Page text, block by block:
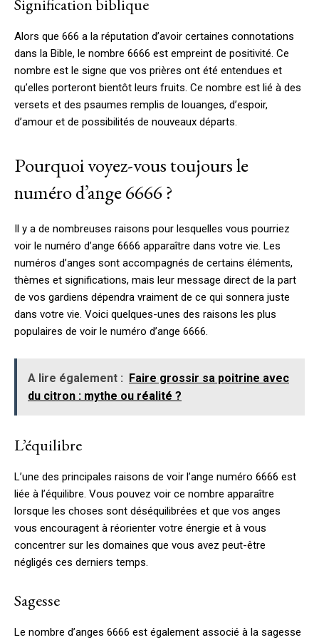
Signification biblique
Alors que 666 a la réputation d’avoir certaines connotations
dans la Bible, le nombre 6666 est empreint de positivité. Ce
nombre est le signe que vos prières ont été entendues et
qu’elles porteront bientôt leurs fruits. Ce nombre est lié à des
versets et des psaumes remplis de louanges, d’espoir,
d’amour et de possibilités de nouveaux départs.
Pourquoi voyez-vous toujours le
numéro d’ange 6666 ?
Il y a de nombreuses raisons pour lesquelles vous pourriez
voir le numéro d’ange 6666 apparaître dans votre vie. Les
numéros d’anges sont accompagnés de certains éléments,
thèmes et significations, mais leur message direct de la part
de vos gardiens dépendra vraiment de ce qui sonnera juste
dans votre vie. Voici quelques-unes des raisons les plus
populaires de voir le numéro d’ange 6666.
A lire également : Faire grossir sa poitrine avec
du citron : mythe ou réalité ?
L’équilibre
L’une des principales raisons de voir l’ange numéro 6666 est
liée à l’équilibre. Vous pouvez voir ce nombre apparaître
lorsque les choses sont déséquilibrées et que vos anges
vous encouragent à réorienter votre énergie et à vous
concentrer sur les domaines que vous avez peut-être
négligés ces derniers temps.
Sagesse
Le nombre d’anges 6666 est également associé à la sagesse